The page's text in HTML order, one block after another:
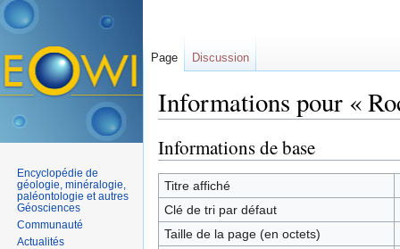
Informations pour «
Informations de base
Titre affiché
Clé de tri par défaut
Taille de la page (en octets)
Page Discussion
Encyclopédie de
géologie, minéralogie,
paléontologie et autres
Géosciences
Communauté
Actualités